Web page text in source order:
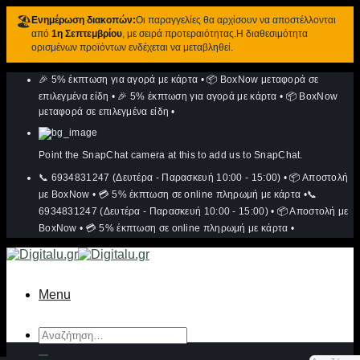
🏖️ Ενημέρωση διακοπών:Οι παραγγελίες θα αρχίσουν να αποστέλλονται
από 1η Σεπτεμβρίου, με σειρά προτεραιότητας.Η διαθεσιμότητα
ορισμένων προϊόντων ενδέχεται να μεταβληθεί.
περιεχόμενο
🎉 5% έκπτωση για αγορά με κάρτα • 📦 BoxNow μεταφορά σε
επιλεγμένα είδη • 🎉 5% έκπτωση για αγορά με κάρτα • 📦 BoxNow
μεταφορά σε επιλεγμένα είδη •
Point the SnapChat camera at this to add us to SnapChat.
📞 6934831247 (Δευτέρα - Παρασκευή 10:00 - 15:00) • 📦 Αποστολή
με BoxNow • 💳 5% έκπτωση σε online πληρωμή με κάρτα •📞
6934831247 (Δευτέρα - Παρασκευή 10:00 - 15:00) • 📦 Αποστολή με
BoxNow • 💳 5% έκπτωση σε online πληρωμή με κάρτα •
Menu
Αναζήτηση
για: